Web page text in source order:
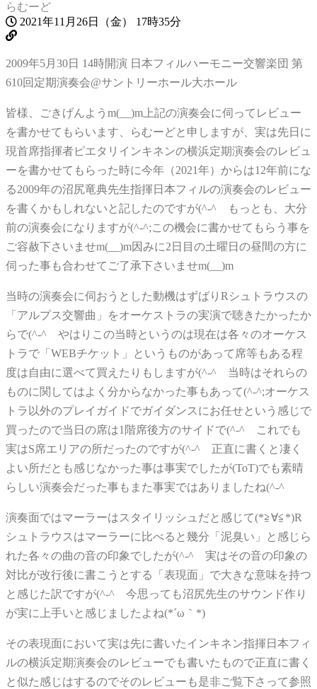
らむーど
2021年11月26日（金） 17時35分
2009年5月30日 14時開演 日本フィルハーモニー交響楽団 第
610回定期演奏会@サントリーホール大ホール
皆様、ごきげんようm(__)m上記の演奏会に伺ってレビュー
を書かせてもらいます、らむーどと申しますが、実は先日に
現首席指揮者ピエタリインキネンの横浜定期演奏会のレビュ
ーを書かせてもらった時に今年（2021年）からは12年前にな
る2009年の沼尻竜典先生指揮日本フィルの演奏会のレビュー
を書くかもしれないと記したのですが(^-^ゞもっとも、大分
前の演奏会になりますが(^-^;この機会に書かせてもらう事を
ご容赦下さいませm(__)m因みに2日目の土曜日の昼間の方に
伺った事も合わせてご了承下さいませm(__)m
当時の演奏会に伺おうとした動機はずばりRシュトラウスの
「アルプス交響曲」をオーケストラの実演で聴きたかったか
らで(^-^ゞやはりこの当時というのは現在は各々のオーケス
トラで「WEBチケット」というものがあって席等もある程
度は自由に選べて買えたりもしますが(^-^ゞ当時はそれらの
ものに関してはよく分からなかった事もあって(^-^;オーケス
トラ以外のプレイガイドでガイダンスにお任せという感じで
買ったので当日の席は1階席後方のサイドで(^-^ゞこれでも
実はS席エリアの所だったのですが(^-^ゞ正直に書くと凄く
よい所だとも感じなかった事は事実でしたが(ToT)でも素晴
らしい演奏会だった事もまた事実ではありましたね(^-^ゞ
演奏面ではマーラーはスタイリッシュだと感じて(*≧∀≦*)R
シュトラウスはマーラーに比べると幾分「泥臭い」と感じら
れた各々の曲の音の印象でしたが(^-^ゞ実はその音の印象の
対比が改行後に書こうとする「表現面」で大きな意味を持つ
と感じた訳ですが(^-^ゞ今思っても沼尻先生のサウンド作り
が実に上手いと感じましたよね(*´ω｀*)
その表現面において実は先に書いたインキネン指揮日本フィ
ルの横浜定期演奏会のレビューでも書いたもので正直に書く
と似た感じはするのでそのレビューも是非ご覧下さって参照